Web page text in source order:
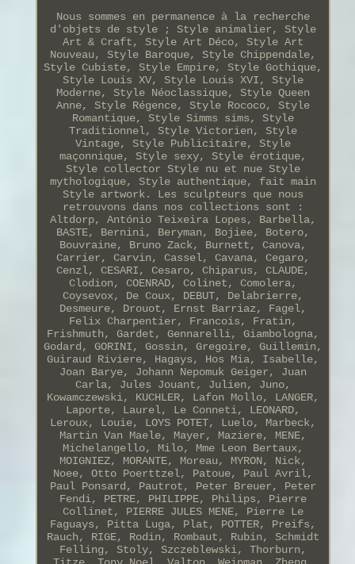
Nous sommes en permanence à la recherche
d'objets de style ; Style animalier, Style
Art & Craft, Style Art Déco, Style Art
Nouveau, Style Baroque, Style Chippendale,
Style Cubiste, Style Empire, Style Gothique,
Style Louis XV, Style Louis XVI, Style
Moderne, Style Néoclassique, Style Queen
Anne, Style Régence, Style Rococo, Style
Romantique, Style Simms sims, Style
Traditionnel, Style Victorien, Style
Vintage, Style Publicitaire, Style
maçonnique, Style sexy, Style érotique,
Style collector Style nu et nue Style
mythologique, Style authentique, fait main
Style artwork. Les sculpteurs que nous
retrouvons dans nos collections sont :
Altdorp, António Teixeira Lopes, Barbella,
BASTE, Bernini, Beryman, Bojiee, Botero,
Bouvraine, Bruno Zack, Burnett, Canova,
Carrier, Carvin, Cassel, Cavana, Cegaro,
Cenzl, CESARI, Cesaro, Chiparus, CLAUDE,
Clodion, COENRAD, Colinet, Comolera,
Coysevox, De Coux, DEBUT, Delabrierre,
Desmeure, Drouot, Ernst Barriaz, Fagel,
Felix Charpentier, Francois, Fratin,
Frishmuth, Gardet, Gennarelli, Giambologna,
Godard, GORINI, Gossin, Gregoire, Guillemin,
Guiraud Riviere, Hagays, Hos Mia, Isabelle,
Joan Barye, Johann Nepomuk Geiger, Juan
Carla, Jules Jouant, Julien, Juno,
Kowamczewski, KUCHLER, Lafon Mollo, LANGER,
Laporte, Laurel, Le Conneti, LEONARD,
Leroux, Louie, LOYS POTET, Luelo, Marbeck,
Martin Van Maele, Mayer, Maziere, MENE,
Michelangello, Milo, Mme Leon Bertaux,
MOIGNIEZ, MORANTE, Moreau, MYRON, Nick,
Noee, Otto Poerttzel, Patoue, Paul Avril,
Paul Ponsard, Pautrot, Peter Breuer, Peter
Fendi, PETRE, PHILIPPE, Philips, Pierre
Collinet, PIERRE JULES MENE, Pierre Le
Faguays, Pitta Luga, Plat, POTTER, Preifs,
Rauch, RIGE, Rodin, Rombaut, Rubin, Schmidt
Felling, Stoly, Szczeblewski, Thorburn,